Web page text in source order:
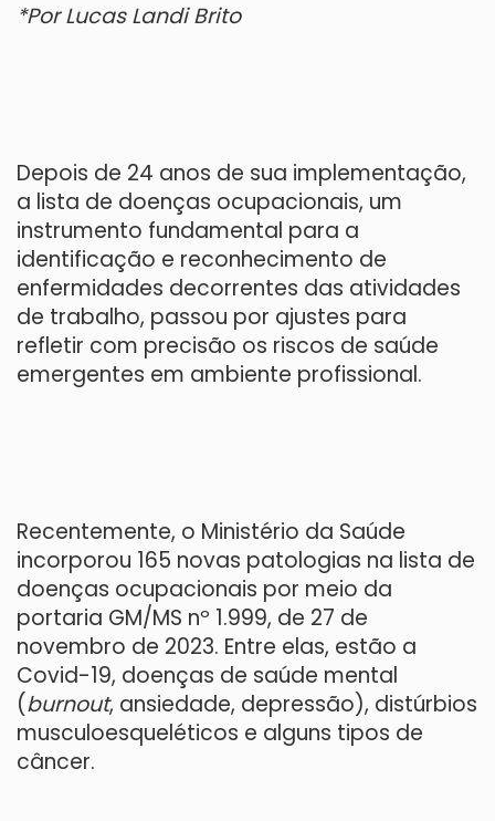
*Por Lucas Landi Brito
Depois de 24 anos de sua implementação,
a lista de doenças ocupacionais, um
instrumento fundamental para a
identificação e reconhecimento de
enfermidades decorrentes das atividades
de trabalho, passou por ajustes para
refletir com precisão os riscos de saúde
emergentes em ambiente profissional.
Recentemente, o Ministério da Saúde
incorporou 165 novas patologias na lista de
doenças ocupacionais por meio da
portaria GM/MS nº 1.999, de 27 de
novembro de 2023. Entre elas, estão a
Covid-19, doenças de saúde mental
(burnout, ansiedade, depressão), distúrbios
musculoesqueléticos e alguns tipos de
câncer.